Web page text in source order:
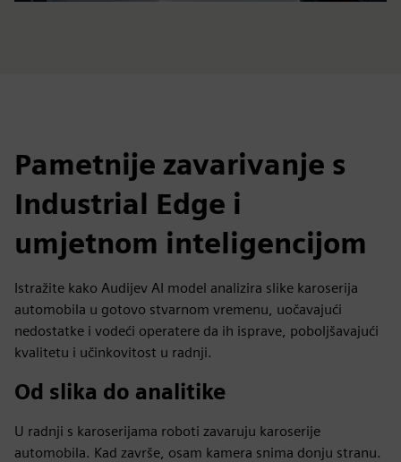
Pametnije zavarivanje s
Industrial Edge i
umjetnom inteligencijom
Istražite kako Audijev AI model analizira slike karoserija
automobila u gotovo stvarnom vremenu, uočavajući
nedostatke i vodeći operatere da ih isprave, poboljšavajući
kvalitetu i učinkovitost u radnji.
Od slika do analitike
U radnji s karoserijama roboti zavaruju karoserije
automobila. Kad završe, osam kamera snima donju stranu.